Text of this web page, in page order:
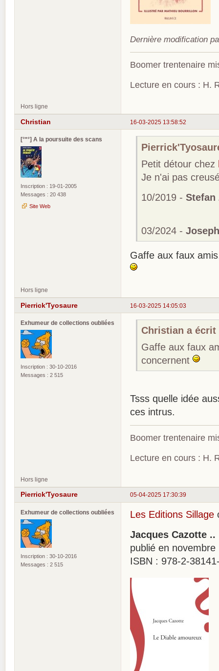
Dernière modification
Boomer trentenaire
Lecture en cours : H.
Hors ligne
16-03-2025 13:58:52
Christian
[°*°] A la poursuite des scans
Inscription : 19-01-2005
Messages : 20 438
Site Web
Petit détour chez
Je n'ai pas
10/2019 -Stefan
03/2024 -
Gaffe aux faux
Hors ligne
16-03-2025 14:05:03
Pierrick'Tyosaure
Exhumeur de collections oubliées
Inscription : 30-10-2016
Messages : 2 515
Christian a écrit
Gaffe aux faux
concernent
Tsss quelle idée
ces intrus.
Boomer trentenaire
Lecture en cours : H.
Hors ligne
05-04-2025 17:30:39
Pierrick'Tyosaure
Exhumeur de collections oubliées
Inscription : 30-10-2016
Messages : 2 515
Les Editions Sillage
Jacques Cazotte
publié en
ISBN : 978-2-